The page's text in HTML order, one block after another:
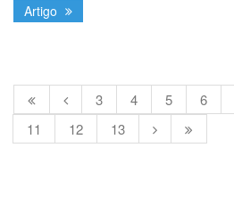
Artigo
3 4 5 6
11
12 13